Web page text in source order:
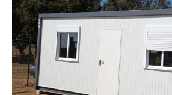
Contactos
800 919 670